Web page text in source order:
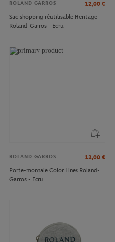
ROLAND GARROS 12,00 €
Sac shopping réutilisable Heritage
Roland-Garros - Ecru
ROLAND GARROS 12,00 €
Porte-monnaie Color Lines Roland-
Garros - Ecru